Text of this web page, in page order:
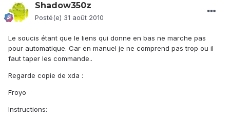
Shadow350z
Posté(e) 31 août 2010
Le soucis étant que le liens qui donne en bas ne marche pas
pour automatique. Car en manuel je ne comprend pas trop ou il
faut taper les commande..
Regarde copie de xda :
Froyo
Instructions: